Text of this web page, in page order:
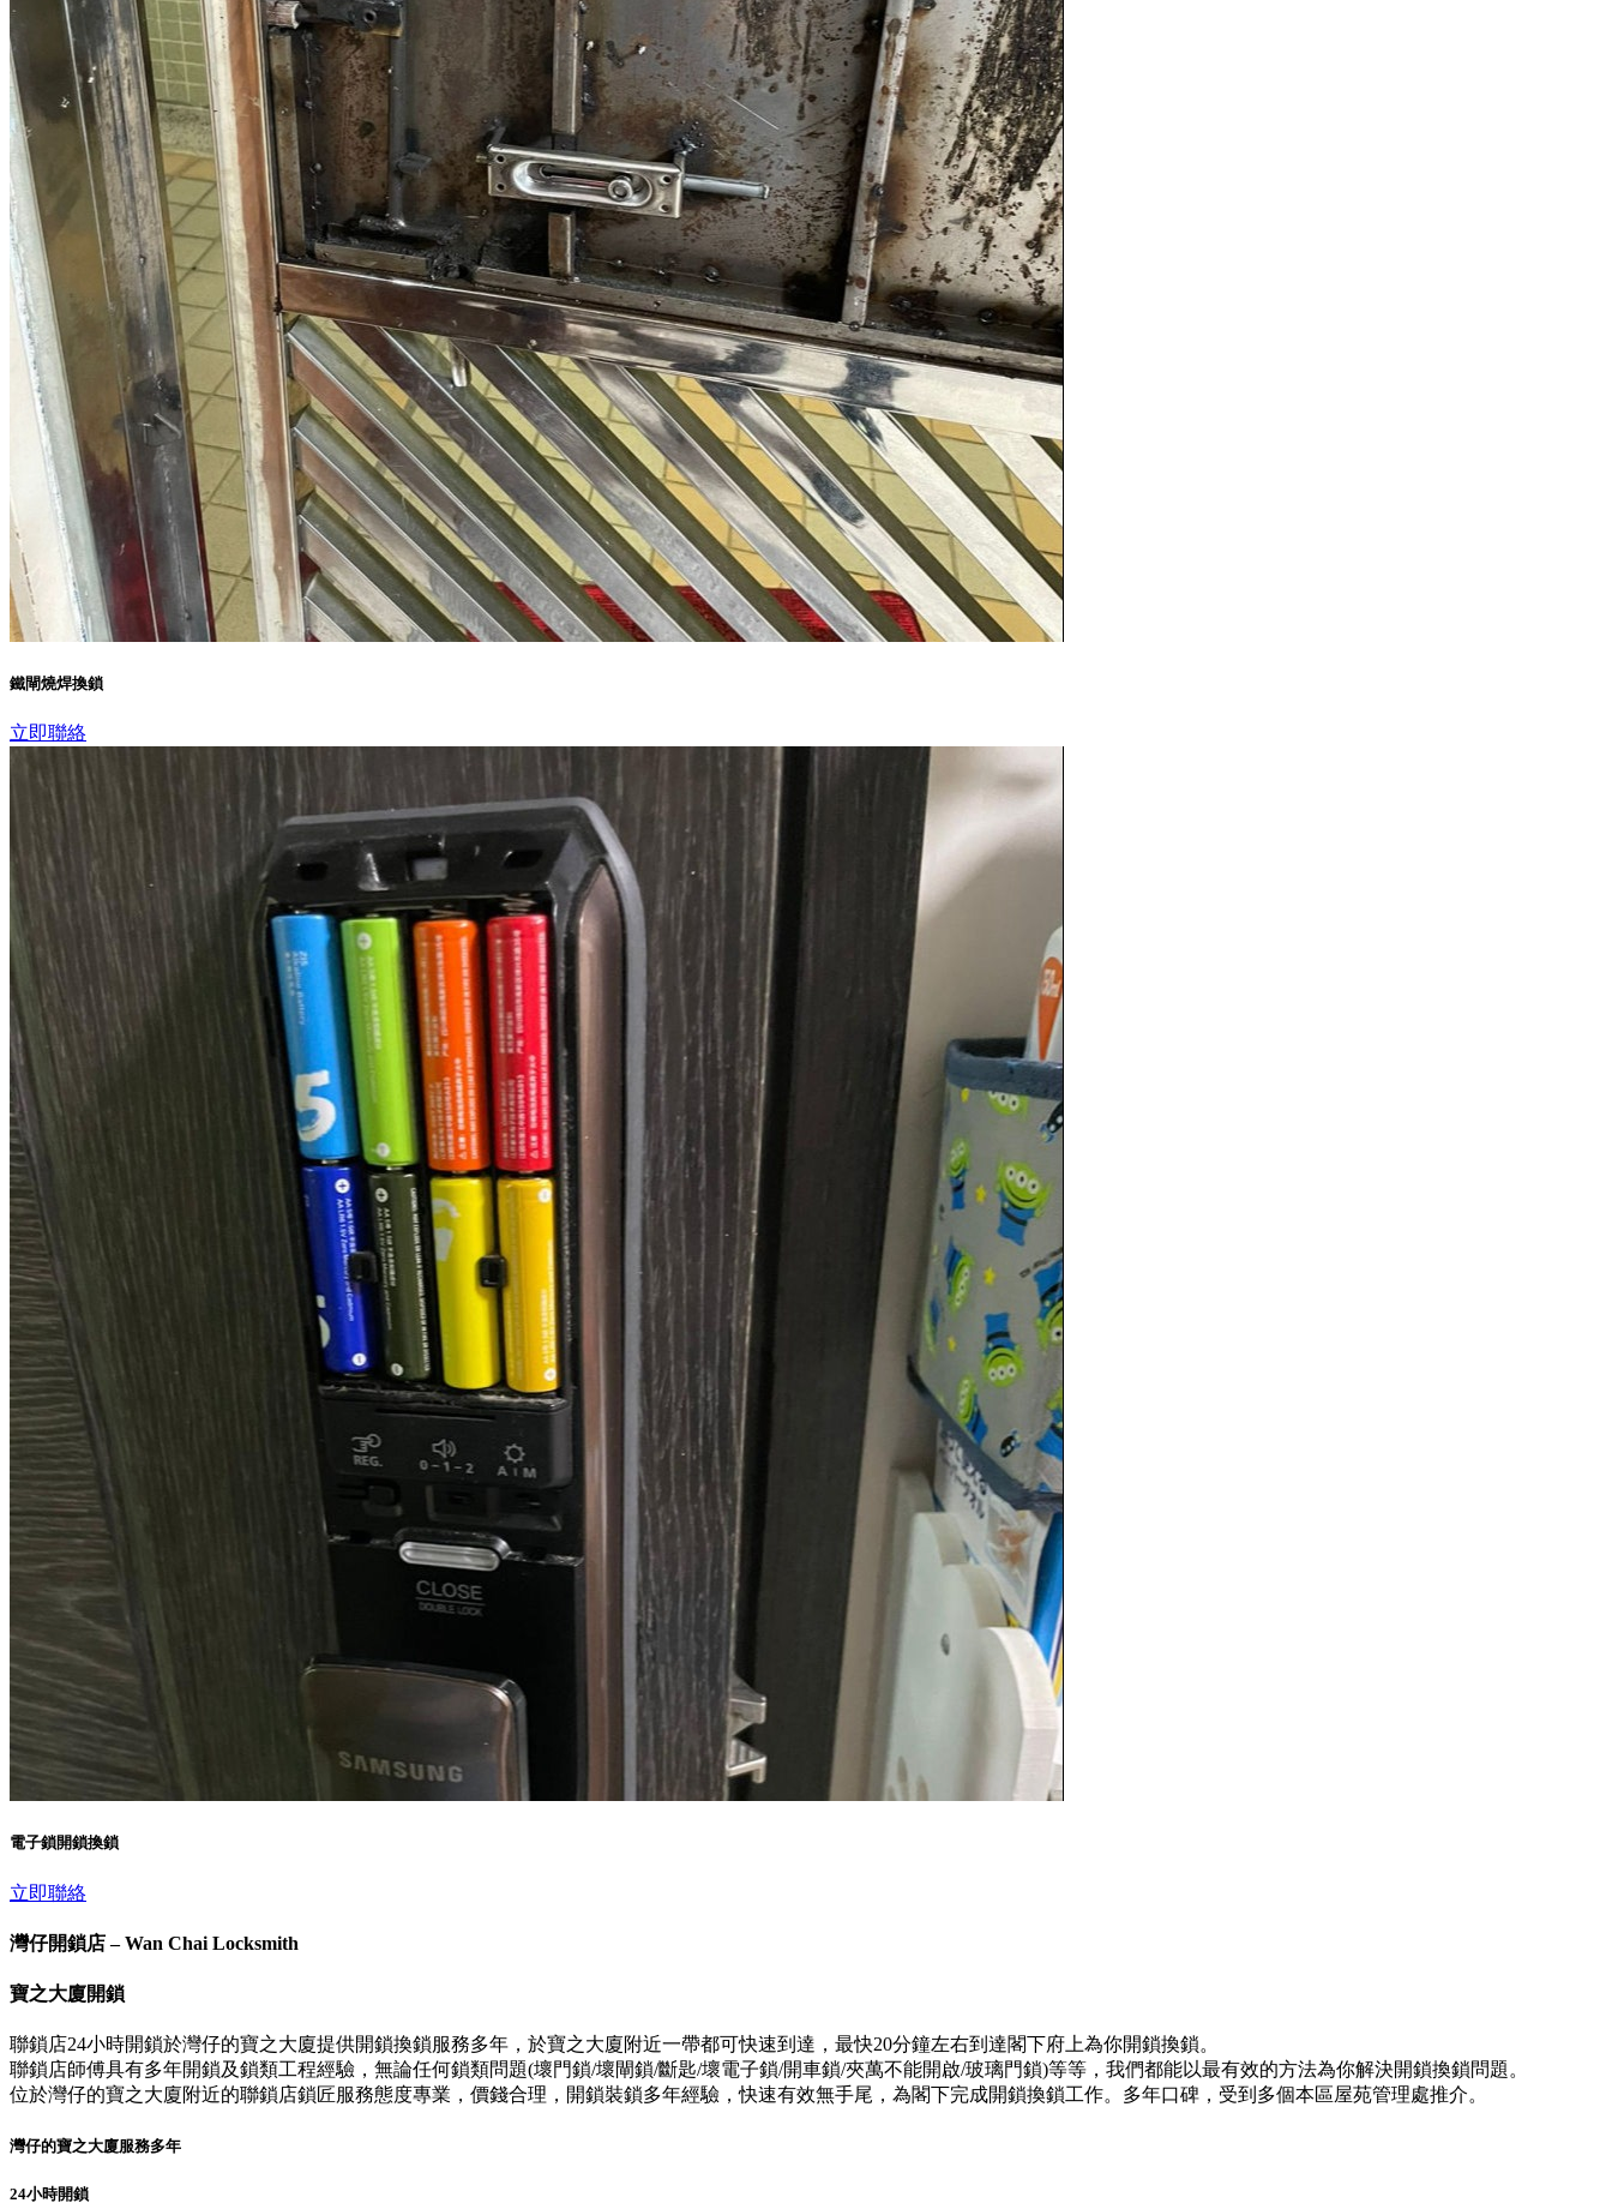
鐵閘燒焊換鎖
立即聯絡
電子鎖開鎖換鎖
立即聯絡
灣仔開鎖店 – Wan Chai Locksmith
寶之大廈開鎖
聯鎖店24小時開鎖於灣仔的寶之大廈提供開鎖換鎖服務多年，於寶之大廈附近一帶都可快速到達，最快20分鐘左右到達閣下府上為你開鎖換鎖。
聯鎖店師傅具有多年開鎖及鎖類工程經驗，無論任何鎖類問題(壞門鎖/壞閘鎖/斷匙/壞電子鎖/開車鎖/夾萬不能開啟/玻璃門鎖)等等，我們都能以最有效的方法為你解決開鎖換鎖問題。
位於灣仔的寶之大廈附近的聯鎖店鎖匠服務態度專業，價錢合理，開鎖裝鎖多年經驗，快速有效無手尾，為閣下完成開鎖換鎖工作。多年口碑，受到多個本區屋苑管理處推介。
灣仔的寶之大廈服務多年
24小時開鎖